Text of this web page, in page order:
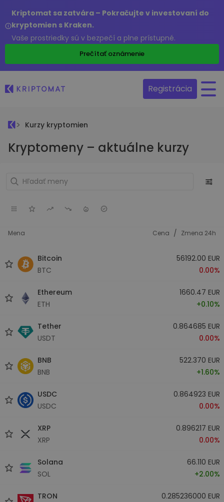
Kriptomat sa zatvára – Pokračujte v investovaní do
kryptomien s Kraken.
Vaše prostriedky sú v bezpečí a plne prístupné.
Prečítať oznámenie
Registrácia
Kurzy kryptomien
Kryptomeny – aktuálne kurzy
Mena Cena / Zmena 24h
Bitcoin
BTC
56192.00 EUR
0.00%
Ethereum
ETH
1660.47 EUR
+0.10%
Tether
USDT
0.864685 EUR
0.00%
BNB
BNB
522.370 EUR
+1.60%
USDC
USDC
0.864923 EUR
0.00%
XRP
XRP
0.896217 EUR
0.00%
Solana
SOL
66.110 EUR
+2.00%
TRON
0.285236000 EUR